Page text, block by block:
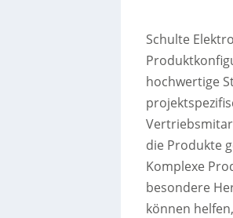
Schulte
hochwertige
die Produkte
Komplexe
besondere
können